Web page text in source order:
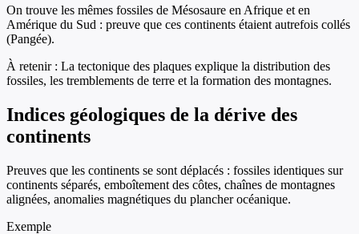
On trouve les mêmes fossiles de Mésosaure en Afrique et en
Amérique du Sud : preuve que ces continents étaient autrefois collés
(Pangée).
À retenir : La tectonique des plaques explique la distribution des
fossiles, les tremblements de terre et la formation des montagnes.
Indices géologiques de la dérive des
continents
Preuves que les continents se sont déplacés : fossiles identiques sur
continents séparés, emboîtement des côtes, chaînes de montagnes
alignées, anomalies magnétiques du plancher océanique.
Exemple